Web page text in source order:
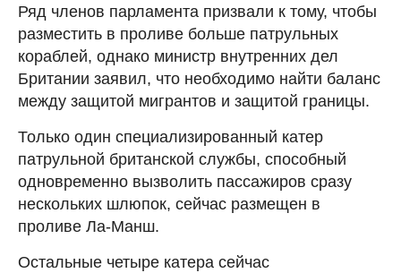
Ряд членов парламента призвали к тому, чтобы
разместить в проливе больше патрульных
кораблей, однако министр внутренних дел
Британии заявил, что необходимо найти баланс
между защитой мигрантов и защитой границы.
Только один специализированный катер
патрульной британской службы, способный
одновременно вызволить пассажиров сразу
нескольких шлюпок, сейчас размещен в
проливе Ла-Манш.
Остальные четыре катера сейчас